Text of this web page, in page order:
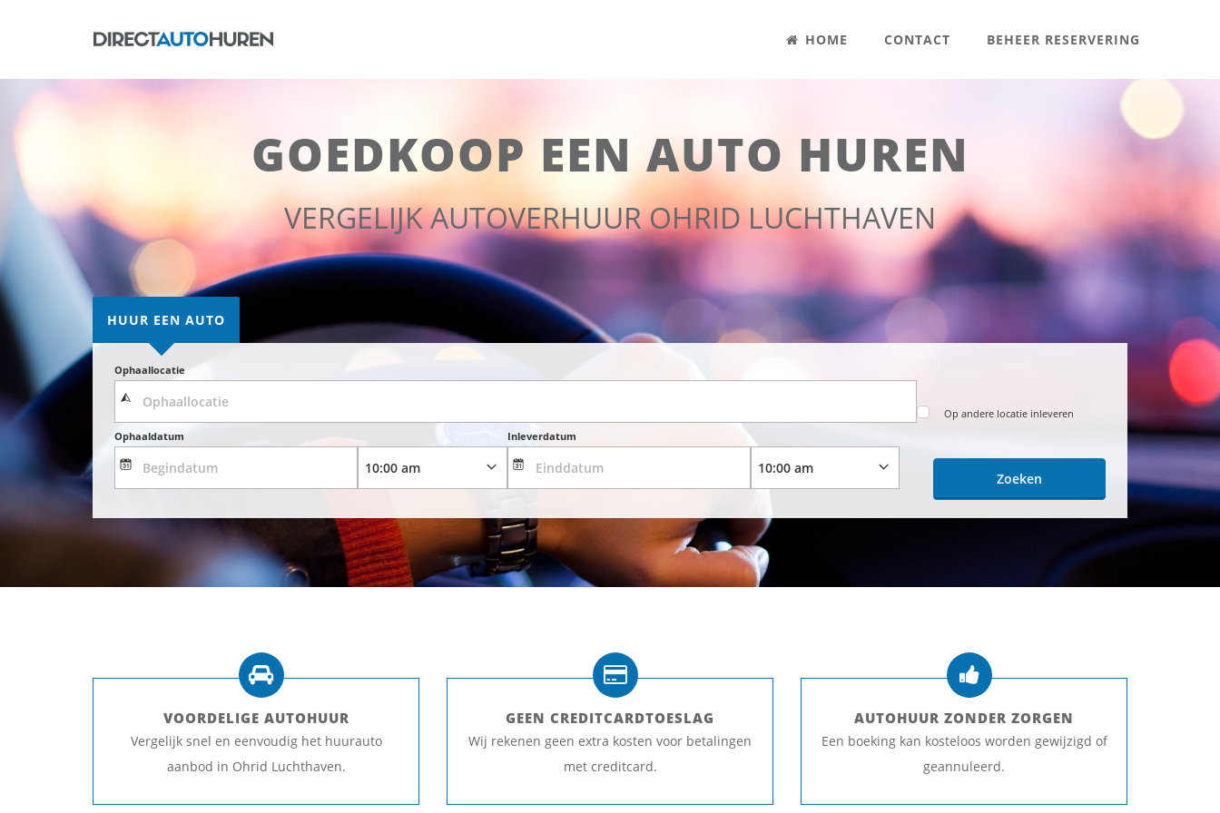
HOME CONTACT BEHEER RESERVERING
GOEDKOOP EEN AUTO HUREN
VERGELIJK AUTOVERHUUR OHRID LUCHTHAVEN
HUUR EEN AUTO
Ophaallocatie
Op andere locatie inleveren
Ophaaldatum
Inleverdatum
Zoeken
VOORDELIGE AUTOHUUR
Vergelijk snel en eenvoudig het huurauto
aanbod in Ohrid Luchthaven.
GEEN CREDITCARDTOESLAG
Wij rekenen geen extra kosten voor betalingen
met creditcard.
AUTOHUUR ZONDER ZORGEN
Een boeking kan kosteloos worden gewijzigd of
geannuleerd.